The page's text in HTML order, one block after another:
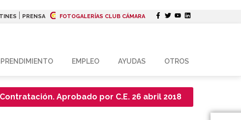
PRENSA FOTOGALERÍAS CLUB CÁMARA
EMPLEO AYUDAS OTROS
Aprobado por C.E. 26 abril 2018